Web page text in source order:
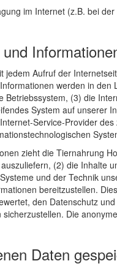
im Internet (z.B. bei
Aufruf der
werden in
(3) die
System auf
Service-Provider
zieht die Tiernahrung
(2) die Inhalte
und der Technik
bereitzustellen.
den Datenschutz
Die
Daten